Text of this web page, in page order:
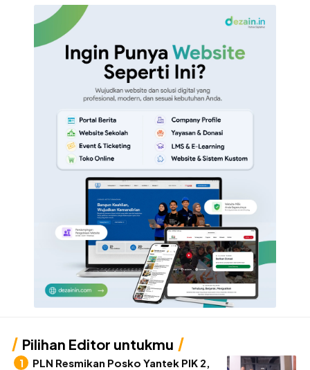
Pilihan Editor untukmu
PLN Resmikan Posko Yantek PIK 2,